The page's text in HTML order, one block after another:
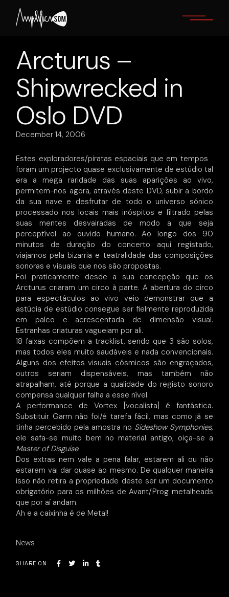
content
Arcturus –
Shipwrecked in
Oslo DVD
December 14, 2006
Estes exploradores/piratas espaciais que em tempos
foram um projecto quase exclusivamente de estúdio tal
era a mega raridade das suas aparições ao vivo,
permitem-nos agora, através deste DVD, subir a bordo
da sua nave e desfrutar de todo o universo sónico
processado nos locais mais inóspitos e filtrado pelas
suas mentes desvairadas de modo a que seja
perceptível ao ouvido humano. Ao longo dos 90
minutos de duração do concerto aqui registado,
viajamos pela bizarria e teatralidade das composições
sonoras e visuais que nos são propostas.
Foi praticamente desde a sua concepção que os
Arcturus criaram um circo à parte. A abertura do circo
para espectáculos ao vivo veio demonstrar que a
astúcia de estúdio consegue ser fielmente reproduzida
em palco e acrescentada de dimensão visual.
Estranhas criaturas vagueiam por ali.
18 faixas compõem a tracklist, sendo que 3 são solos,
mas todos eles muito saudáveis e nada convencionais.
Alguns dos efeitos visuais cósmicos são engraçados,
outros seriam dispensáveis, mas também não
atrapalham, até porque a qualidade do registo sonoro
compensa qualquer falha a esse nível.
A performance de Vortex [vocalista] é fantástica.
Substituir Garm não foi/é tarefa fácil, mas como já se
tinha percebido pela amostra no Sideshow Symphonies,
ele safa-se muito bem no material antigo, oiça-se a
Master of Disguise.
Dos extras nem vale a pena falar, estarem ali ou não
estarem vai dar quase ao mesmo. De qualquer maneira
isso não retira a propriedade deste ser um documento
obrigatório para os milhões de Avant/Prog metalheads
que por aí andam.
Ah e a caixinha é de Metal!
News
SHARE ON